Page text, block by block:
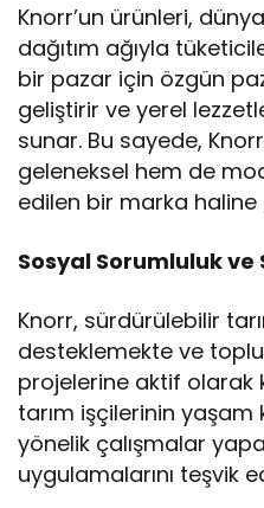
Knorr’un ürünleri,
dağıtım ağıyla
bir pazar için özgün
geliştirir ve yerel
sunar. Bu sayede,
geleneksel hem de
edilen bir marka haline
Sosyal Sorumluluk
Knorr, sürdürülebilir
desteklemekte ve
projelerine aktif olarak
tarım işçilerinin yaşam
yönelik çalışmalar
uygulamalarını teşvik